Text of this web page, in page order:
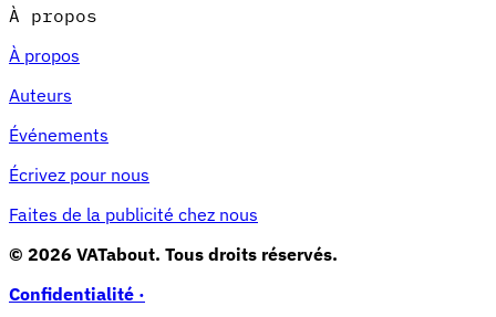
À propos
À propos
Auteurs
Événements
Écrivez pour nous
Faites de la publicité chez nous
© 2026 VATabout. Tous droits réservés.
Confidentialité ·